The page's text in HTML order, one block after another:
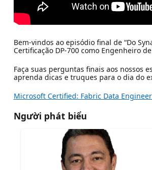
Bem-vindos ao episódio final de “Do
Certificação DP-700 como Engenheiro de
Faça suas perguntas finais aos nossos
aprenda dicas e truques para o dia do
Microsoft Certified: Fabric Data
Người phát biểu